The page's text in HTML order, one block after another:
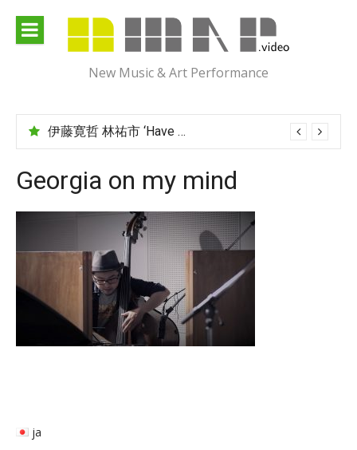
content
New Music & Art Performance
伊藤寛哲 林祐市 ‘Have You Met Ms Jones?’
Georgia on my mind
ja